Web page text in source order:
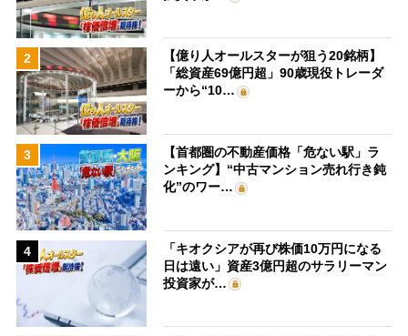
2
【億り人オールスターが狙う20銘柄】
「総資産69億円超」90歳現役トレーダ
ーから“10…
3
【首都圏の不動産価格「危ない駅」ラ
ンキング】“中古マンション売れ行き鈍
化”のワー…
4
「キオクシアが再び株価10万円になる
日は遠い」資産3億円超のサラリーマン
投資家が…